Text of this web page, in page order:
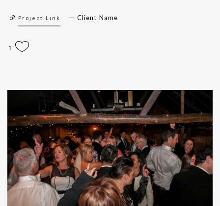
Project Link Client Name
1